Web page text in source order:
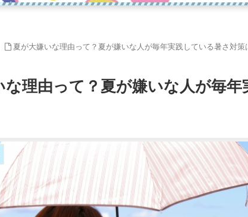
夏が大嫌いな理由って？夏が嫌いな人が毎年実践している暑さ対策
な理由って？夏が嫌いな人が毎年